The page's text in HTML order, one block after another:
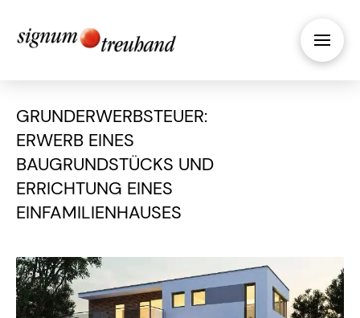
GRUNDERWERBSTEUER:
ERWERB EINES
BAUGRUNDSTÜCKS UND
ERRICHTUNG EINES
EINFAMILIENHAUSES